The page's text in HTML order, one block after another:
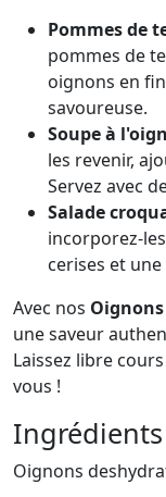
Pommes de
pommes de
oignons en
savoureuse.
Soupe à
les revenir,
Servez avec
Salade
incorporez-
cerises et
Avec nos
une saveur
Laissez libre
vous !
Ingrédients
Oignons